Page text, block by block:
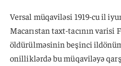
Versal müqaviləsi 1919-cu il
Macarıstan taxt-tacının varisi
öldürülməsinin beşinci
onilliklərdə bu müqaviləyə